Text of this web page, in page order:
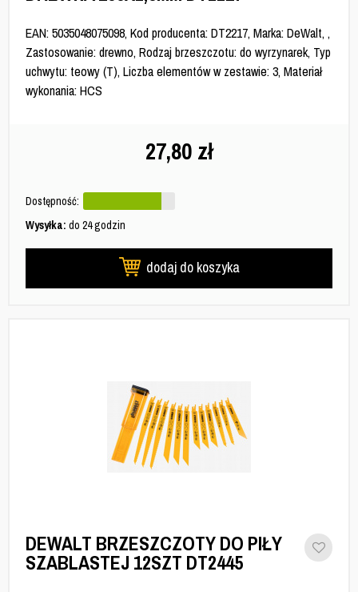
EAN: 5035048075098, Kod producenta: DT2217, Marka: DeWalt, ,
Zastosowanie: drewno, Rodzaj brzeszczotu: do wyrzynarek, Typ
uchwytu: teowy (T), Liczba elementów w zestawie: 3, Materiał
wykonania: HCS
27,80 zł
Dostępność:
Wysyłka: do 24 godzin
dodaj do koszyka
DEWALT BRZESZCZOTY DO PIŁY
SZABLASTEJ 12SZT DT2445